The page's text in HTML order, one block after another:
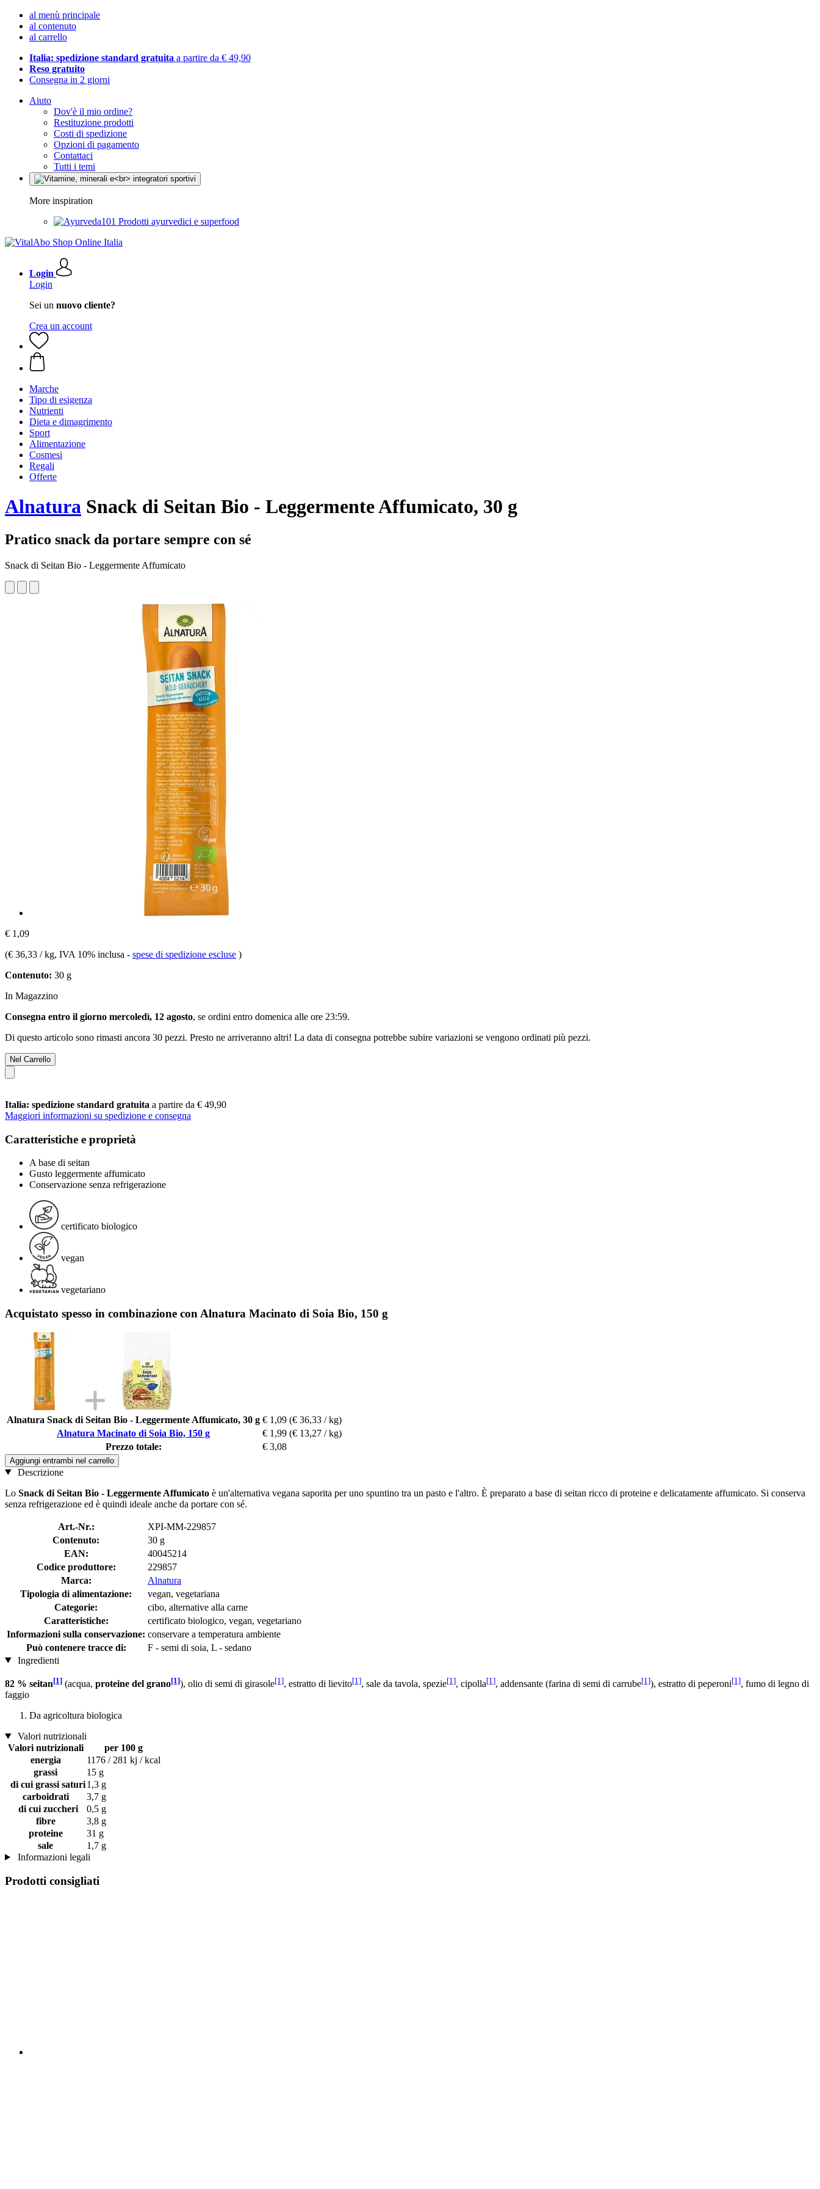
al menù principale
al contenuto
al carrello
Italia: spedizione standard gratuita a partire da € 49,90
Reso gratuito
Consegna in 2 giorni
Aiuto
Dov'è il mio ordine?
Restituzione prodotti
Costi di spedizione
Opzioni di pagamento
Contattaci
Tutti i temi
More inspiration
Prodotti ayurvedici e superfood
Login
Login
Sei un nuovo cliente?
Crea un account
Marche
Tipo di esigenza
Nutrienti
Dieta e dimagrimento
Sport
Alimentazione
Cosmesi
Regali
Offerte
Alnatura Snack di Seitan Bio - Leggermente Affumicato, 30 g
Pratico snack da portare sempre con sé
Snack di Seitan Bio - Leggermente Affumicato
€ 1,09
(€ 36,33 / kg, IVA 10% inclusa - spese di spedizione escluse )
Contenuto: 30 g
In Magazzino
Consegna entro il giorno mercoledì, 12 agosto, se ordini entro domenica alle ore 23:59.
Di questo articolo sono rimasti ancora 30 pezzi. Presto ne arriveranno altri! La data di consegna potrebbe subire variazioni se vengono ordinati più pezzi.
Nel Carrello
Italia: spedizione standard gratuita a partire da € 49,90
Maggiori informazioni su spedizione e consegna
Caratteristiche e proprietà
A base di seitan
Gusto leggermente affumicato
Conservazione senza refrigerazione
certificato biologico
vegan
vegetariano
Acquistato spesso in combinazione con Alnatura Macinato di Soia Bio, 150 g
Alnatura Snack di Seitan Bio - Leggermente Affumicato, 30 g € 1,09 (€ 36,33 / kg)
Alnatura Macinato di Soia Bio, 150 g
€ 1,99 (€ 13,27 / kg)
Prezzo totale:
€ 3,08
Aggiungi entrambi nel carrello
Descrizione
Lo Snack di Seitan Bio - Leggermente Affumicato è un'alternativa vegana saporita per uno spuntino tra un pasto e l'altro. È preparato a base di seitan ricco di proteine e delicatamente affumicato. Si conserva
senza refrigerazione ed è quindi ideale anche da portare con sé.
Art.-Nr.:
XPI-MM-229857
Contenuto:
30 g
EAN:
40045214
Codice produttore:
229857
Marca:
Alnatura
Tipologia di alimentazione:
vegan, vegetariana
Categorie:
cibo, alternative alla carne
Caratteristiche:
certificato biologico, vegan, vegetariano
Informazioni sulla conservazione: conservare a temperatura ambiente
Può contenere tracce di:
F - semi di soia, L - sedano
Ingredienti
82 % seitan[1] (acqua, proteine ​​del grano[1]), olio di semi di girasole[1], estratto di lievito[1], sale da tavola, spezie[1], cipolla[1], addensante (farina di semi di carrube[1]), estratto di peperoni[1], fumo di legno di
faggio
Da agricoltura biologica
Valori nutrizionali
Valori nutrizionali
per 100 g
energia
1176 / 281 kj / kcal
grassi
15 g
di cui grassi saturi1,3 g
carboidrati
3,7 g
di cui zuccheri
0,5 g
fibre
3,8 g
proteine
31 g
sale
1,7 g
Informazioni legali
Prodotti consigliati